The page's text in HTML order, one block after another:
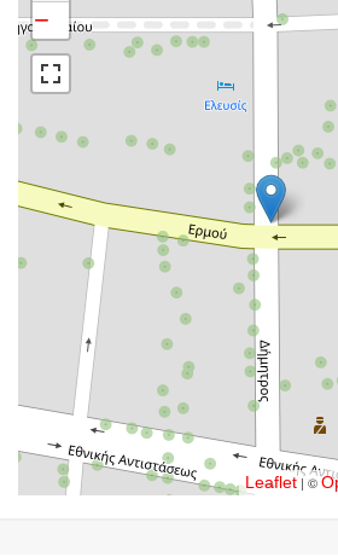
−
Leaflet| ©